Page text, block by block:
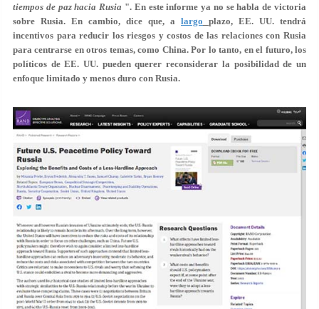
tiempos de paz hacia Rusia ". En este informe ya no se habla de victoria
sobre Rusia. En cambio, dice que, a largo plazo, EE. UU. tendrá
incentivos para reducir los riesgos y costos de las relaciones con Rusia
para centrarse en otros temas, como China. Por lo tanto, en el futuro, los
políticos de EE. UU. pueden querer reconsiderar la posibilidad de un
enfoque limitado y menos duro con Rusia.